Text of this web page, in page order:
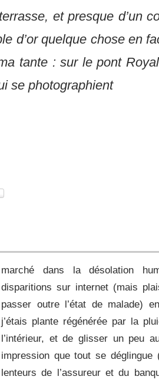
et presque d’un
d’or quelque chose en
tante : sur le pont
se photographient
marché dans la désolation
disparitions sur internet (mais
passer outre l’état de malade)
j’étais plante régénérée par la
l’intérieur, et de glisser un peu
impression que tout se
lenteurs de l’assureur et du